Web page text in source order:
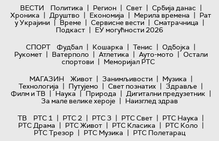
ВЕСТИ Политика | Регион | Свет | Србија данас |
Хроника | Друштво | Економија | Мерила времена | Рат
у Украјини | Време | Сервисне вести | Сматрачница |
Подкаст | ЕУ могућности 2026
СПОРТ
Фудбал | Кошарка | Тенис | Одбојка |
Рукомет | Ватерполо | Атлетика | Ауто-мото | Остали
спортови | Меморијал РТС
МАГАЗИН
Живот | Занимљивости | Музика |
Технологијa | Путујемо | Свет познатих | Здравље |
Филм и ТВ | Наука | Природа | Дигитални предузетник |
За мале велике хероје | Наизглед здрав
ТВ
РТС 1 | РТС 2 | РТС 3 | РТС Свет | РТС Наука |
РТС Драма | РТС Живот | РТС Класика | РТС Коло |
РТС Трезор | РТС Музика | РТС Полетарац